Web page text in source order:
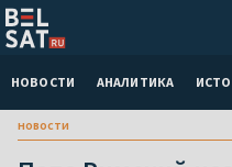
НОВОСТИ АНАЛИТИКА
новости